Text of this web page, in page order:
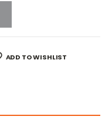
ADD TO WISHLIST